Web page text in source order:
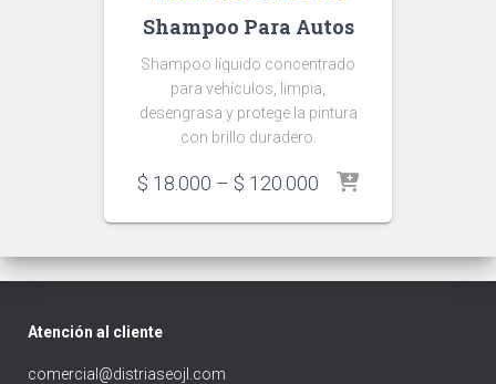
Shampoo Para Autos
Shampoo líquido concentrado
para vehículos, limpia,
desengrasa y protege la pintura
con brillo duradero.
$ 18.000 – $ 120.000 Price
$ 18.000
through
$ 120.000
Atención al cliente
comercial@distriaseojl.com